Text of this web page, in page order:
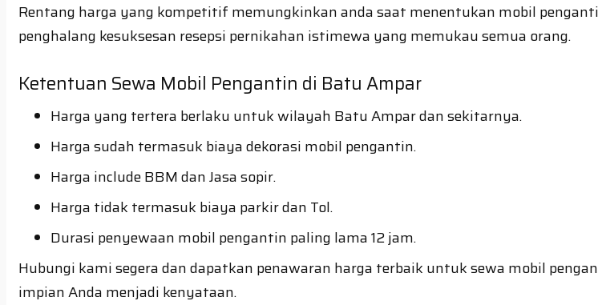
Rentang harga yang kompetitif memungkinkan anda saat menentukan mobil
penghalang kesuksesan resepsi pernikahan istimewa yang memukau semua orang.
Ketentuan Sewa Mobil Pengantin di Batu Ampar
Harga yang tertera berlaku untuk wilayah Batu Ampar dan sekitarnya.
Harga sudah termasuk biaya dekorasi mobil pengantin.
Harga include BBM dan Jasa sopir.
Harga tidak termasuk biaya parkir dan Tol.
Durasi penyewaan mobil pengantin paling lama 12 jam.
Hubungi kami segera dan dapatkan penawaran harga terbaik untuk sewa mobil
impian Anda menjadi kenyataan.